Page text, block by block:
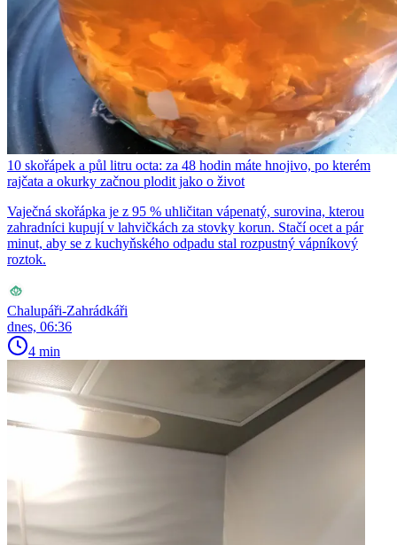
10 skořápek a půl litru octa: za 48 hodin máte hnojivo, po kterém
rajčata a okurky začnou plodit jako o život
Vaječná skořápka je z 95 % uhličitan vápenatý, surovina, kterou
zahradníci kupují v lahvičkách za stovky korun. Stačí ocet a pár
minut, aby se z kuchyňského odpadu stal rozpustný vápníkový
roztok.
Chalupáři-Zahrádkáři
dnes, 06:36
4 min